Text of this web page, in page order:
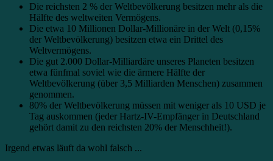
Die reichsten 2 % der Weltbevölkerung besitzen mehr als die
Hälfte des weltweiten Vermögens.
Die etwa 10 Millionen Dollar-Millionäre in der Welt (0,15%
der Weltbevölkerung) besitzen etwa ein Drittel des
Weltvermögens.
Die gut 2.000 Dollar-Milliardäre unseres Planeten besitzen
etwa fünfmal soviel wie die ärmere Hälfte der
Weltbevölkerung (über 3,5 Milliarden Menschen) zusammen
genommen.
80% der Weltbevölkerung müssen mit weniger als 10 USD je
Tag auskommen (jeder Hartz-IV-Empfänger in Deutschland
gehört damit zu den reichsten 20% der Menschheit!).
Irgend etwas läuft da wohl falsch ...